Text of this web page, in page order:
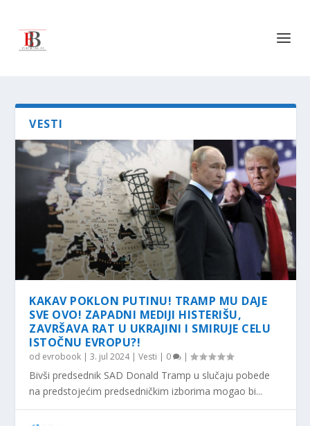
VESTI
KAKAV POKLON PUTINU! TRAMP MU DAJE
SVE OVO! ZAPADNI MEDIJI HISTERIŠU,
ZAVRŠAVA RAT U UKRAJINI I SMIRUJE CELU
ISTOČNU EVROPU?!
od evrobook |3. jul 2024|Vesti | 0 |
Bivši predsednik SAD Donald Tramp u slučaju pobede
na predstojećim predsedničkim izborima mogao bi...